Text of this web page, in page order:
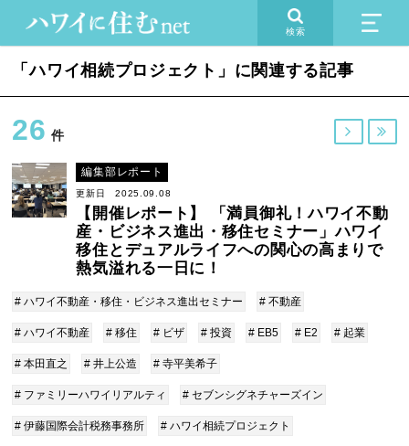
検索
「ハワイ相続プロジェクト」に関連する記事
26 件  
編集部レポート
更新日 2025.09.08
【開催レポート】 「満員御礼！ハワイ不動
産・ビジネス進出・移住セミナー」ハワイ
移住とデュアルライフへの関心の高まりで
熱気溢れる一日に！
# ハワイ不動産・移住・ビジネス進出セミナー # 不動産
# ハワイ不動産 # 移住 # ビザ # 投資 # EB5 # E2 # 起業
# 本田直之 # 井上公造 # 寺平美希子
# ファミリーハワイリアルティ # セブンシグネチャーズイン
# 伊藤国際会計税務事務所 # ハワイ相続プロジェクト